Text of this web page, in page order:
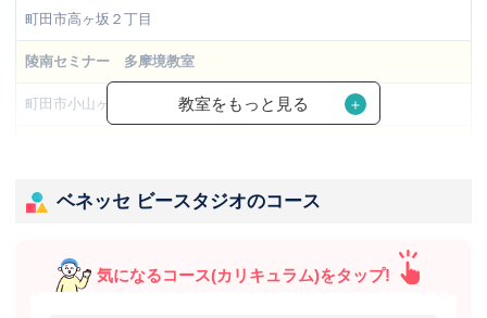
町田市高ヶ坂２丁目
陵南セミナー 多摩境教室
町田市小山ヶ丘3-22-16
町田市大蔵町
町田市大蔵町
教室をもっと見る
ベネッセ ビースタジオのコース
気になるコース(カリキュラム)をタップ!